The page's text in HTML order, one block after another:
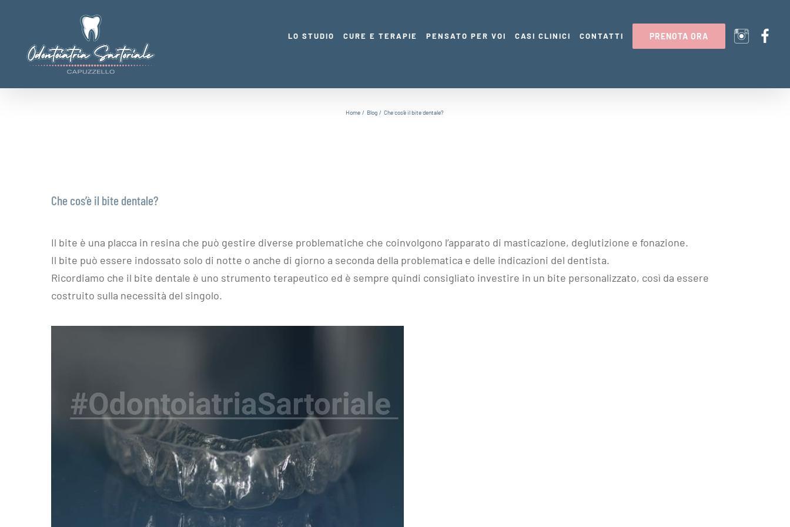
contenuto
LO STUDIO CURE E TERAPIE PENSATO PER VOI CASI CLINICI CONTATTI PRENOTA ORA
Home Blog Che cos’è il bite dentale?
Che cos’è il bite dentale?
Il bite è una placca in resina che può gestire diverse problematiche che coinvolgono l’apparato di masticazione, deglutizione e fonazione.
Il bite può essere indossato solo di notte o anche di giorno a seconda della problematica e delle indicazioni del dentista.
Ricordiamo che il bite dentale è uno strumento terapeutico ed è sempre quindi consigliato investire in un bite personalizzato, così da essere
costruito sulla necessità del singolo.